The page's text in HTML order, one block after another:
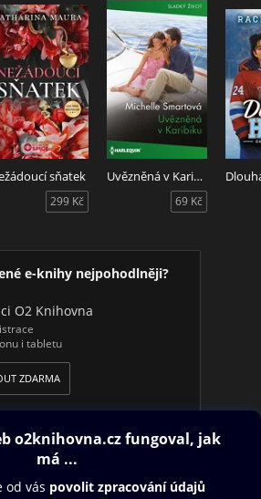
sňatek
299 Kč
Uvězněná v Karibiku
69 Kč
e-knihy nejpohodlněji?
O2 Knihovna
i tabletu
ZDARMA